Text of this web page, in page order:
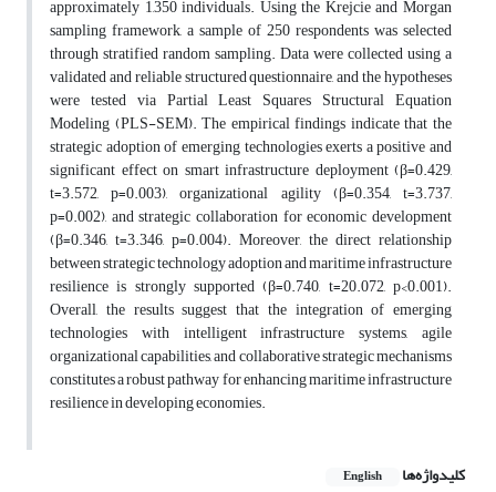
approximately 1,350 individuals. Using the Krejcie and Morgan
sampling framework, a sample of 250 respondents was selected
through stratified random sampling. Data were collected using a
validated and reliable structured questionnaire, and the hypotheses
were tested via Partial Least Squares Structural Equation
Modeling (PLS-SEM). The empirical findings indicate that the
strategic adoption of emerging technologies exerts a positive and
significant effect on smart infrastructure deployment (β=0.429,
t=3.572, p=0.003), organizational agility (β=0.354, t=3.737,
p=0.002), and strategic collaboration for economic development
(β=0.346, t=3.346, p=0.004). Moreover, the direct relationship
between strategic technology adoption and maritime infrastructure
resilience is strongly supported (β=0.740, t=20.072, p<0.001).
Overall, the results suggest that the integration of emerging
technologies with intelligent infrastructure systems, agile
organizational capabilities, and collaborative strategic mechanisms
constitutes a robust pathway for enhancing maritime infrastructure
resilience in developing economies.
کلیدواژه‌ها English